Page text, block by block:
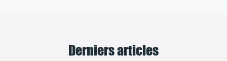
Derniers articles